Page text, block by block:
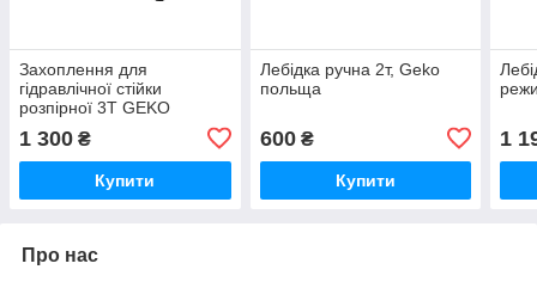
Захоплення для
гідравлічної стійки
розпірної 3T GEKO
1 300 ₴
Купити
Лебідка ручна 2т, Geko
польща
600₴
Купити
1
Про нас